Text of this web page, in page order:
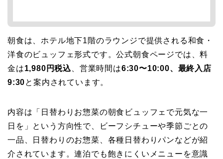
朝食は、ホテル地下1階のラウンジで提供される和食・
洋食のビュッフェ形式です。公式朝食ページでは、料
金は1,980円税込 、営業時間は6:30〜10:00、最終入店
9:30と案内されています。
内容は「日替わりお惣菜の朝食ビュッフェで元気な一
日を」という方向性で、ビーフシチューや季節ごとの
一品、日替わりのお惣菜、各種日替わりパンなどが紹
介されています。連泊でも飽きにくいメニューを意識